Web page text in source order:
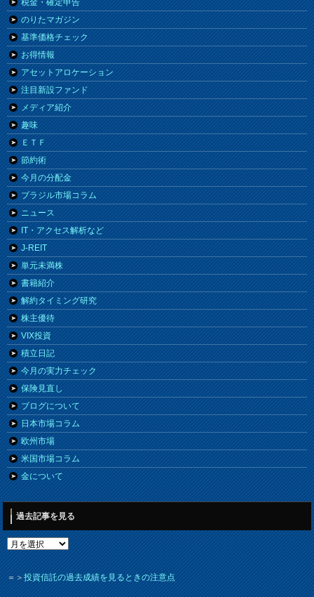
税金・確定申告
のりたマガジン
基準価格チェック
お得情報
アセットアロケーション
注目新設ファンド
メディア紹介
趣味
ＥＴＦ
節約術
今月の分配金
ブラジル市場コラム
ニュース
IT・アクセス解析など
J-REIT
単元未満株
書籍紹介
解約タイミング研究
株主優待
VIX投資
積立日記
今月の実力チェック
保険見直し
ブログについて
日本市場コラム
欧州市場
米国市場コラム
金について
過去記事を見る
＝＞投資信託の過去成績を見るときの注意点